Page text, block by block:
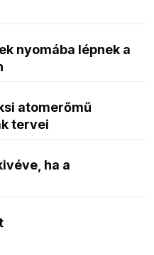
nyomába lépnek a
atomerőmű
tervei
ha a